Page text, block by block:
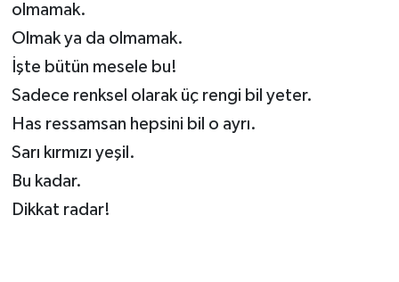
olmamak.
Olmak ya da olmamak.
İşte bütün mesele bu!
Sadece renksel olarak üç rengi bil yeter.
Has ressamsan hepsini bil o ayrı.
Sarı kırmızı yeşil.
Bu kadar.
Dikkat radar!